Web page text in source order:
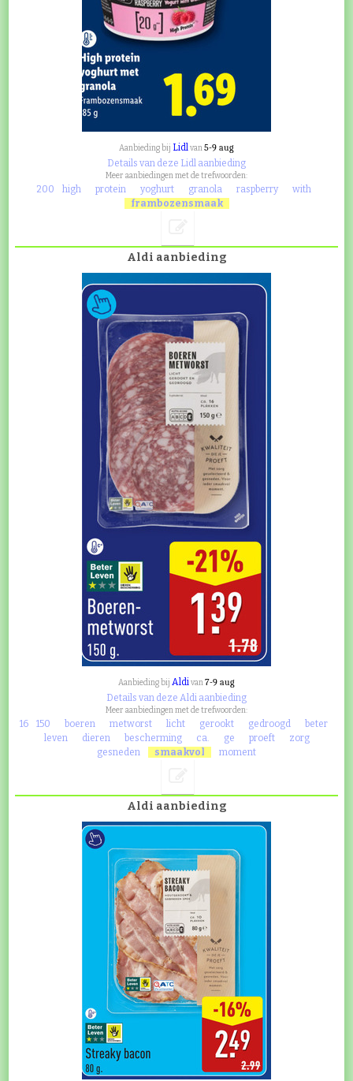
Aanbieding bij Lidlvan5-9 aug
Details van deze Lidl aanbieding
Meer aanbiedingen met de trefwoorden:
200 high protein yoghurt granola raspberry
with
frambozensmaak
Aldi aanbieding
Aanbieding bij Aldivan7-9 aug
Details van deze Aldi aanbieding
Meer aanbiedingen met de trefwoorden:
16 150 boeren metworst licht gerookt gedroogd
beter
leven
dieren bescherming ca. ge proeft
zorg
gesneden
smaakvol moment
Aldi aanbieding